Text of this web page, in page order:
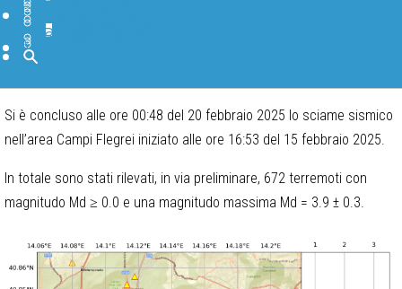
BIBLIOTECA
DIVULGAZIONE
IN PRIMO PIANO
FORMAZIONE E COMUNICAZIONE
BLOG INGV
CANALI SOCIAL INGV
DOMANDE FREQUENTI
MUSEO
Si è concluso alle ore 00:48 del 20 febbraio 2025 lo sciame sismico
nell’area Campi Flegrei iniziato alle ore 16:53 del 15 febbraio 2025.
In totale sono stati rilevati, in via preliminare, 672 terremoti con
magnitudo Md ≥ 0.0 e una magnitudo massima Md = 3.9 ± 0.3.